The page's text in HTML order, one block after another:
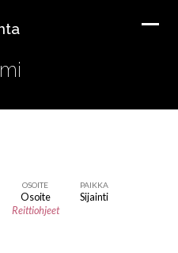
OSOITE
Osoite
Reittiohjeet
PAIKKA
Sijainti